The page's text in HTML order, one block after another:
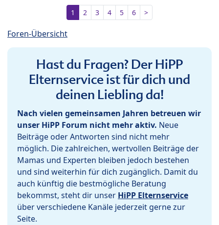
1 2 3 4 5 6 >
Foren-Übersicht
Hast du Fragen? Der HiPP
Elternservice ist für dich und
deinen Liebling da!
Nach vielen gemeinsamen Jahren betreuen wir
unser HiPP Forum nicht mehr aktiv. Neue
Beiträge oder Antworten sind nicht mehr
möglich. Die zahlreichen, wertvollen Beiträge der
Mamas und Experten bleiben jedoch bestehen
und sind weiterhin für dich zugänglich. Damit du
auch künftig die bestmögliche Beratung
bekommst, steht dir unser HiPP Elternservice
über verschiedene Kanäle jederzeit gerne zur
Seite.